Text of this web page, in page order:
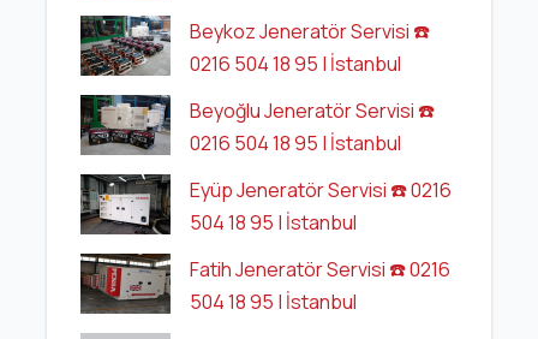
Beykoz Jeneratör Servisi ☎️
0216 504 18 95 | İstanbul
Beyoğlu Jeneratör Servisi ☎️
0216 504 18 95 | İstanbul
Eyüp Jeneratör Servisi ☎️ 0216
504 18 95 | İstanbul
Fatih Jeneratör Servisi ☎️ 0216
504 18 95 | İstanbul